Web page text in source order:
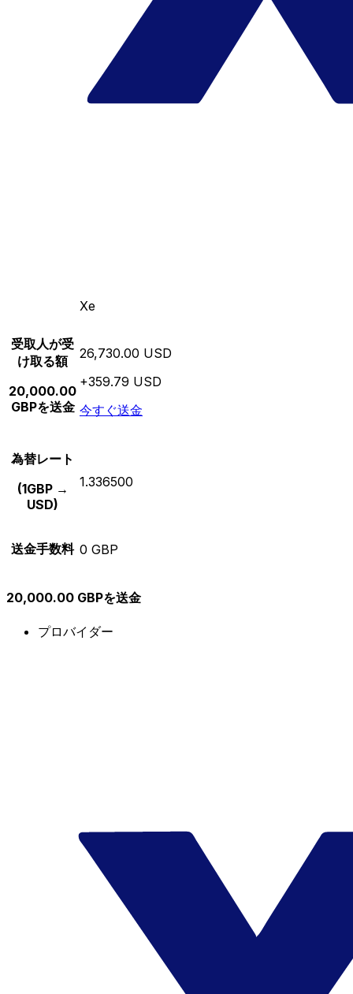
Xe
受取人が受
け取る額
20,000.00
GBPを送金
26,730.00 USD
+359.79 USD
今すぐ送金
為替レート
(1GBP →
USD)
1.336500
送金手数料 0 GBP
20,000.00 GBPを送金
プロバイダー